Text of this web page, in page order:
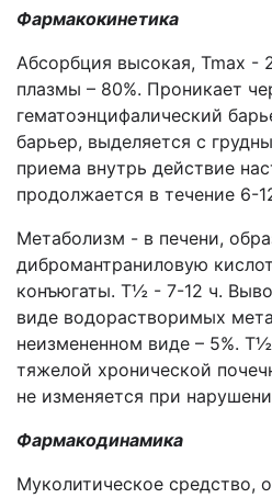
Фармакокинетика
Абсорбция высокая, Tmax -
плазмы – 80%. Проникает
гематоэнцифалический
барьер, выделяется с
приема внутрь действие
продолжается в течение 6-
Метаболизм - в печени,
дибромантраниловую
конъюгаты. T½ - 7-12 ч.
виде водорастворимых
неизмененном виде – 5%.
тяжелой хронической
не изменяется при
Фармакодинамика
Муколитическое средство,